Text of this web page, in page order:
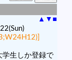
▲ ▼ ■
学生しか登録で